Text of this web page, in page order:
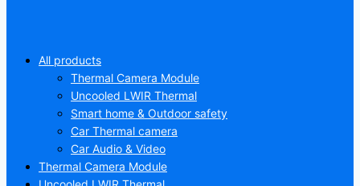
All products
Thermal Camera Module
Uncooled LWIR Thermal
Smart home & Outdoor safety
Car Thermal camera
Car Audio & Video
Thermal Camera Module